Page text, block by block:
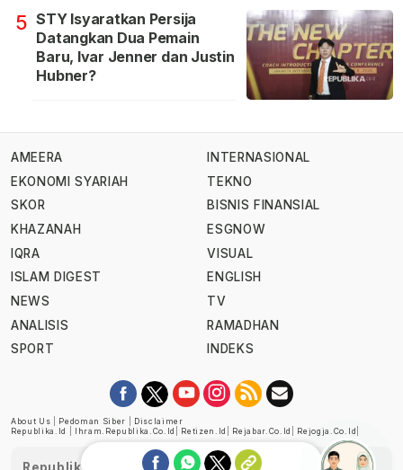
5 STY Isyaratkan Persija
Datangkan Dua Pemain
Baru, Ivar Jenner dan Justin
Hubner?
AMEERA
EKONOMI SYARIAH
SKOR
KHAZANAH
IQRA
ISLAM DIGEST
NEWS
ANALISIS
SPORT
INTERNASIONAL
TEKNO
BISNIS FINANSIAL
ESGNOW
VISUAL
ENGLISH
TV
RAMADHAN
INDEKS
About Us Pedoman Siber
Disclaimer
Republika.id
Ihram.republika.co.id Retizen.id Rejabar.co.id Rejogja.co.id
Republika telah diverifikasi oleh Dewan Pers